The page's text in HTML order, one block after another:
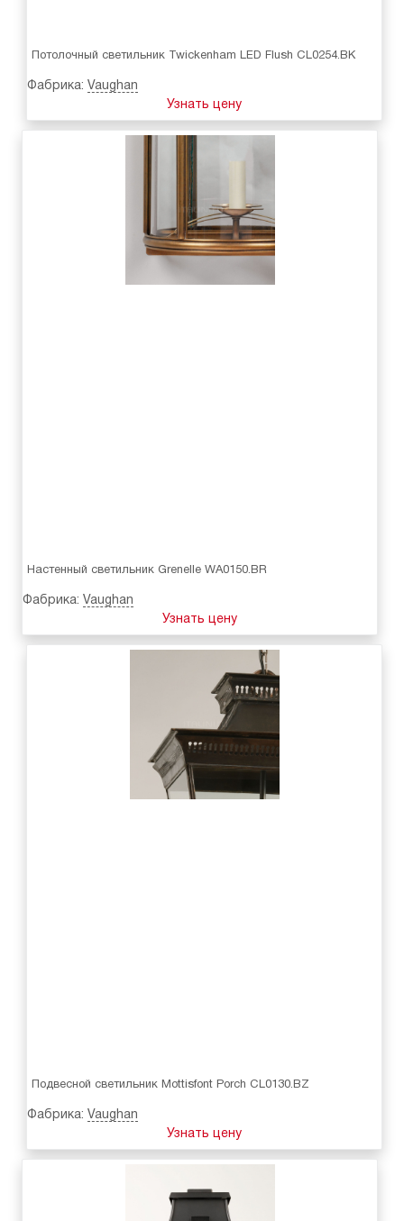
Потолочный светильник Twickenham LED Flush CL0254.BK
Фабрика: Vaughan
Узнать цену
Настенный светильник Grenelle WA0150.BR
Фабрика: Vaughan
Узнать цену
Подвесной светильник Mottisfont Porch CL0130.BZ
Фабрика: Vaughan
Узнать цену